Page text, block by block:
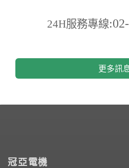
24H服務專線
更多訊
冠亞電機